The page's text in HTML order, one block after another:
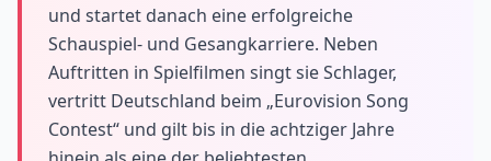
und startet danach eine erfolgreiche
Schauspiel- und Gesangkarriere. Neben
Auftritten in Spielfilmen singt sie Schlager,
vertritt Deutschland beim „Eurovision Song
Contest“ und gilt bis in die achtziger Jahre